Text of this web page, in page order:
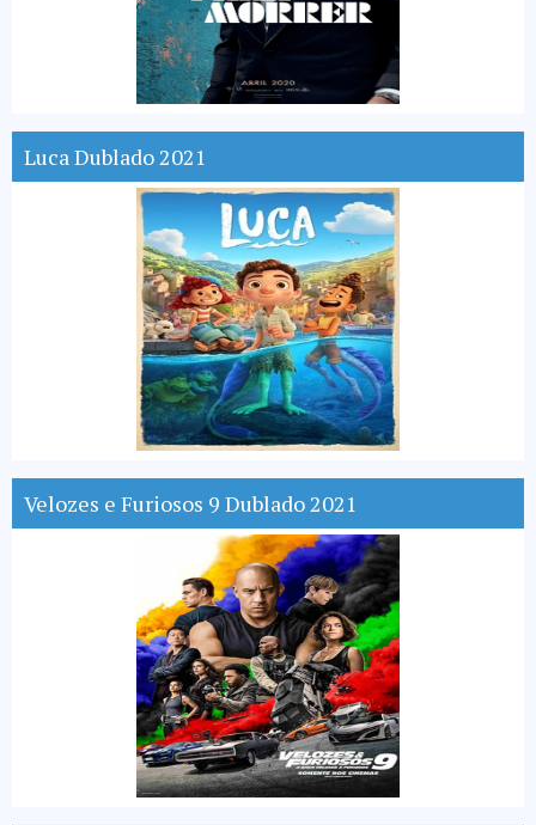
Luca Dublado 2021
Velozes e Furiosos 9 Dublado 2021